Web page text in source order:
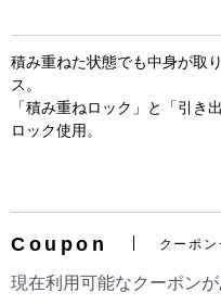
積み重ねた状態でも中身が取
ス。
「積み重ねロック」と「引き
ロック使用。
Coupon クーポン
現在利用可能なクーポン